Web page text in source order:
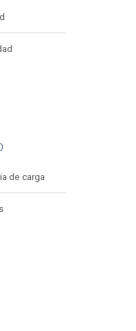
de carga